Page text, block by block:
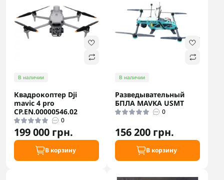
В наличии
Квадрокоптер Dji
mavic 4 pro
CP.EN.00000546.02
0
199 000 грн.
В корзину
В наличии
Разведывательный
БПЛА MAVKA USMT
0
156 200 грн.
В корзину